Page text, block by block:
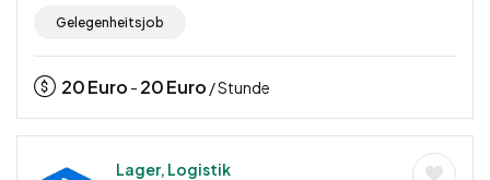
Gelegenheitsjob
20Euro - 20Euro / Stunde
Lager, Logistik